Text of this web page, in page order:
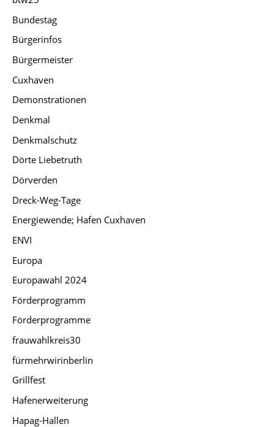
Bundestag
Bürgerinfos
Bürgermeister
Cuxhaven
Demonstrationen
Denkmal
Denkmalschutz
Dörte Liebetruth
Dörverden
Dreck-Weg-Tage
Energiewende; Hafen Cuxhaven
ENVI
Europa
Europawahl 2024
Förderprogramm
Förderprogramme
frauwahlkreis30
fürmehrwirinberlin
Grillfest
Hafenerweiterung
Hapag-Hallen